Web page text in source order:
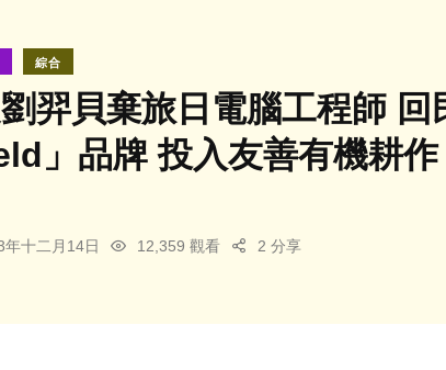
綜合
羿貝棄旅日電腦工程師
」品牌 投入友善有機耕
年十二月14日 12,359 觀看 2 分享